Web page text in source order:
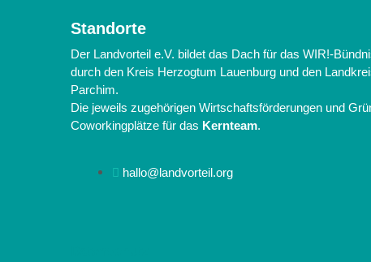
Standorte
Der Landvorteil e.V. bildet das Dach für das WIR!-
durch den Kreis Herzogtum Lauenburg und den
Parchim.
Die jeweils zugehörigen Wirtschaftsförderungen und
Coworkingplätze für das Kernteam.
hallo@landvorteil.org